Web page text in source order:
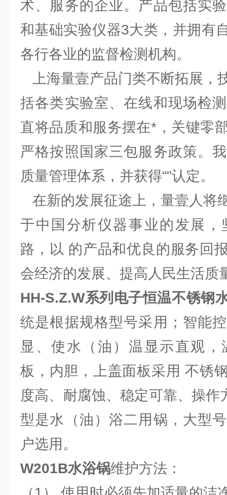
术、服务的企业。产品包括实
和基础实验仪器3大类，并拥有
各行各业的监督检测机构。
上海量壹产品门类不断拓展，
括各类实验室、在线和现场检
直将品质和服务摆在*，关键零
严格按照国家三包服务政策。
质量管理体系，并获得“"认定。
在新的发展征途上，量壹人将
于中国分析仪器事业的发展，
路，以 的产品和优良的服务回
会经济的发展、提高人民生活质
HH-S.Z.W系列电子恒温不锈钢
统是根据规格型号采用；智能
显、使水（油）温显示直观
板，内胆，上盖面板采用 不锈
度高、耐腐蚀、稳定可靠、操作
型是水（油）浴二用锅，大型
户选用。
W201B水浴锅维护方法：